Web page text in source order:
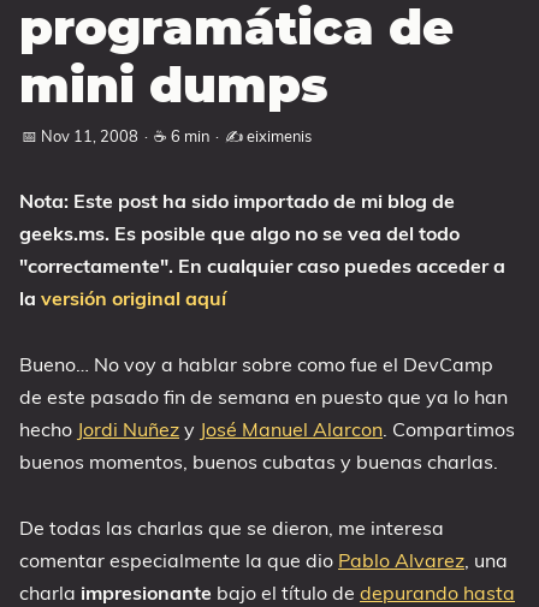
oss
sobre
Mis Cursos
programática de
mini dumps
📅 Nov 11, 2008 · ☕ 6 min · ✍️ eiximenis
Nota: Este post ha sido importado de mi blog de
geeks.ms. Es posible que algo no se vea del todo
"correctamente". En cualquier caso puedes acceder a
la versión original aquí
Bueno… No voy a hablar sobre como fue el DevCamp
de este pasado fin de semana en puesto que ya lo han
hecho Jordi Nuñez y José Manuel Alarcon. Compartimos
buenos momentos, buenos cubatas y buenas charlas.
De todas las charlas que se dieron, me interesa
comentar especialmente la que dio Pablo Alvarez, una
charla impresionante bajo el título de depurando hasta